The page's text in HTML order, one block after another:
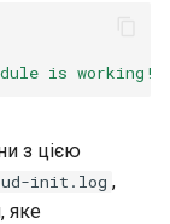
is working!"
з цією
init.log ,
яке